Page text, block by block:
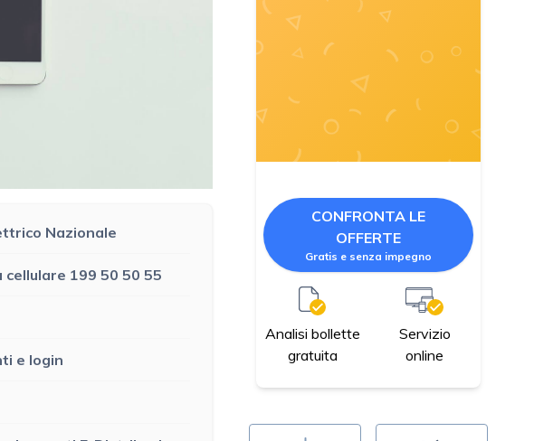
Nazionale
cellulare 199 50 50 55
e login
CONFRONTA LE
OFFERTE
Gratis e senza impegno
Analisi bollette
gratuita
Servizio
online